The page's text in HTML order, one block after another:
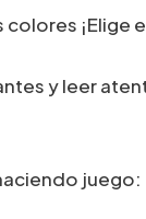
¡Elige
y leer
juego: